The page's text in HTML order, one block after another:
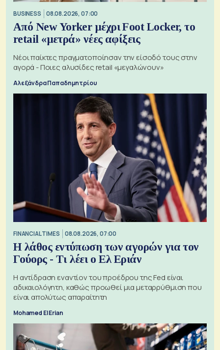
BUSINESS 08.08.2026, 07:00
Από New Yorker μέχρι Foot Locker, το
retail «μετρά» νέες αφίξεις
Νέοι παίκτες πραγματοποίησαν την είσοδό τους στην
αγορά - Ποιες αλυσίδες retail «μεγαλώνουν»
Αλεξάνδρα Παπαδημητρίου
FINANCIAL TIMES 08.08.2026, 07:00
Η λάθος εντύπωση των αγορών για τον
Γούορς - Τι λέει ο Ελ Εριάν
Η αντίδραση εναντίον του προέδρου της Fed είναι
αδικαιολόγητη, καθώς προωθεί μια μεταρρύθμιση που
είναι απολύτως απαραίτητη
Mohamed El Erian